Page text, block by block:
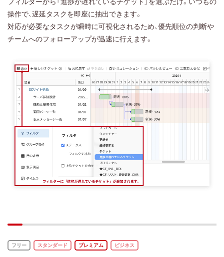
操作で、遅延タスクを即座に抽出できます。
対応が必要なタスクが瞬時に可視化されるため、優先順位の判断や
チームへのフォローアップが迅速に行えます。
フリー スタンダード プレミアム ビジネス